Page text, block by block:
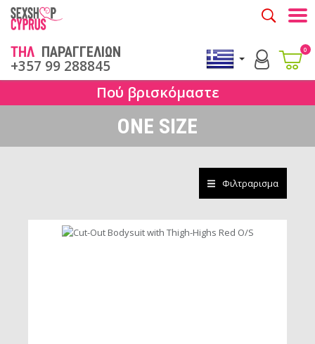
ΤΗΛ ΠΑΡΑΓΓΕΛΙΩΝ
+357 99 288845
0
Πού βρισκόμαστε
ONE SIZE
Φιλτραρισμα